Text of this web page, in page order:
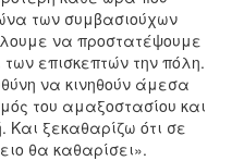
των συμβασιούχων
να προστατέψουμε
επισκεπτών την πόλη.
να κινηθούν άμεσα
του αμαξοστασίου και
Και ξεκαθαρίζω ότι σε
θα καθαρίσει».